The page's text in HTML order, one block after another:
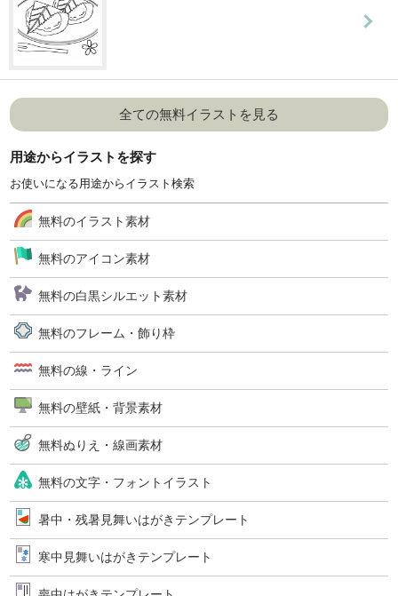
全ての無料イラストを見る
用途からイラストを探す
お使いになる用途からイラスト検索
無料のイラスト素材
無料のアイコン素材
無料の白黒シルエット素材
無料のフレーム・飾り枠
無料の線・ライン
無料の壁紙・背景素材
無料ぬりえ・線画素材
無料の文字・フォントイラスト
暑中・残暑見舞いはがきテンプレート
寒中見舞いはがきテンプレート